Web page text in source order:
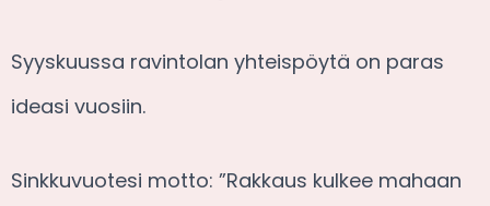
Syyskuussa ravintolan yhteispöytä on paras
ideasi vuosiin.
Sinkkuvuotesi motto: ”Rakkaus kulkee mahaan